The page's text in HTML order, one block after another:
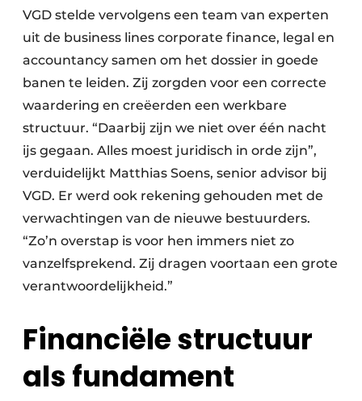
VGD stelde vervolgens een team van experten
uit de business lines corporate finance, legal en
accountancy samen om het dossier in goede
banen te leiden. Zij zorgden voor een correcte
waardering en creëerden een werkbare
structuur. “Daarbij zijn we niet over één nacht
ijs gegaan. Alles moest juridisch in orde zijn”,
verduidelijkt Matthias Soens, senior advisor bij
VGD. Er werd ook rekening gehouden met de
verwachtingen van de nieuwe bestuurders.
“Zo’n overstap is voor hen immers niet zo
vanzelfsprekend. Zij dragen voortaan een grote
verantwoordelijkheid.”
Financiële structuur
als fundament